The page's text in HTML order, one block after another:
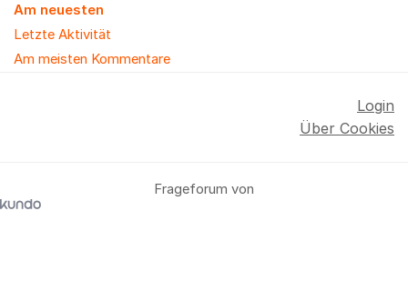
Am neuesten
Letzte Aktivität
Am meisten Kommentare
Frageforum von
Login
Über Cookies